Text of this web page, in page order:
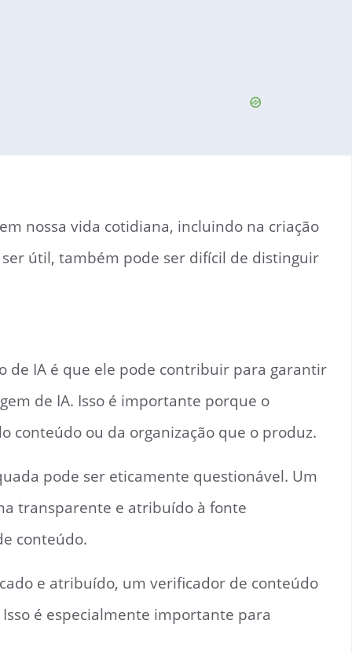
nossa vida cotidiana, incluindo na criação
útil, também pode ser difícil de distinguir
de IA é que ele pode contribuir para garantir
de IA. Isso é importante porque o
conteúdo ou da organização que o produz.
pode ser eticamente questionável. Um
transparente e atribuído à fonte
conteúdo.
e atribuído, um verificador de conteúdo
é especialmente importante para